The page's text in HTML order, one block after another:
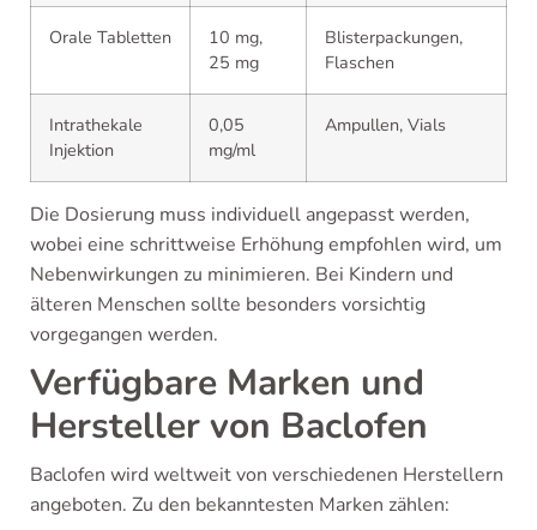
Orale Tabletten
10 mg,
25 mg
Blisterpackungen,
Flaschen
Intrathekale
Injektion
0,05
mg/ml
Ampullen, Vials
Die Dosierung muss individuell angepasst werden,
wobei eine schrittweise Erhöhung empfohlen wird, um
Nebenwirkungen zu minimieren. Bei Kindern und
älteren Menschen sollte besonders vorsichtig
vorgegangen werden.
Verfügbare Marken und
Hersteller von Baclofen
Baclofen wird weltweit von verschiedenen Herstellern
angeboten. Zu den bekanntesten Marken zählen: